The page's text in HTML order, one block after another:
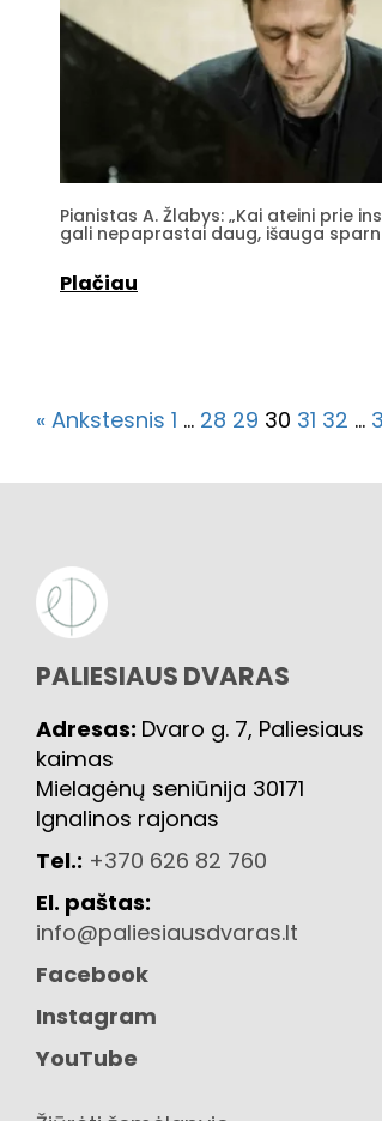
Pianistas A. Žlabys: „Kai ateini prie
gali nepaprastai daug, išauga
Plačiau
« Ankstesnis 1 … 28 29 30 31 32 …
PALIESIAUS DVARAS
Adresas: Dvaro g. 7, Paliesiaus
kaimas
Mielagėnų seniūnija 30171
Ignalinos rajonas
Tel.: +370 626 82 760
El. paštas:
info@paliesiausdvaras.lt
Facebook
Instagram
YouTube